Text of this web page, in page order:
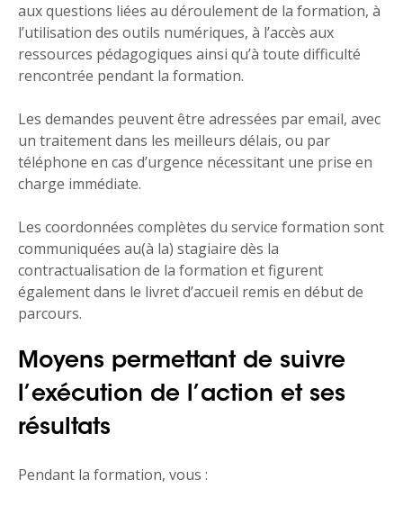
aux questions liées au déroulement de la formation, à
l’utilisation des outils numériques, à l’accès aux
ressources pédagogiques ainsi qu’à toute difficulté
rencontrée pendant la formation.
Les demandes peuvent être adressées par email, avec
un traitement dans les meilleurs délais, ou par
téléphone en cas d’urgence nécessitant une prise en
charge immédiate.
Les coordonnées complètes du service formation sont
communiquées au(à la) stagiaire dès la
contractualisation de la formation et figurent
également dans le livret d’accueil remis en début de
parcours.
Moyens permettant de suivre
l’exécution de l’action et ses
résultats
Pendant la formation, vous :